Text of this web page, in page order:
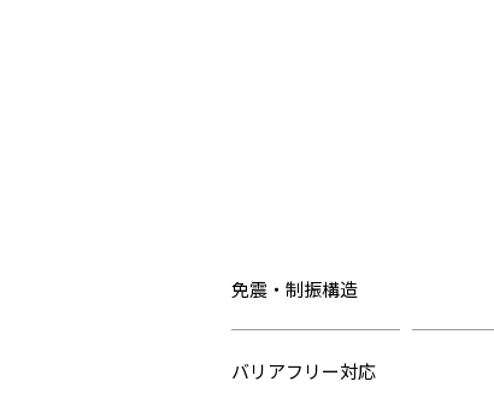
免震・制振構造
バリアフリー対応